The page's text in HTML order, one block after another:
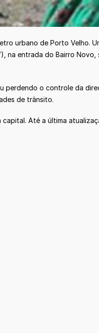
urbano de Porto Velho.
na entrada do Bairro
perdendo o controle da
de trânsito.
Até a última